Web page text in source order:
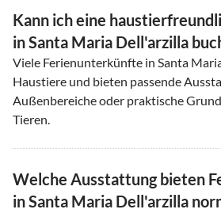
Kann ich eine
in Santa Maria Dell'arzilla
Viele Ferienunterkünfte in Santa
Haustiere und bieten passende
Außenbereiche oder praktische
Tieren.
Welche Ausstattung bieten
in Santa Maria Dell'arzilla